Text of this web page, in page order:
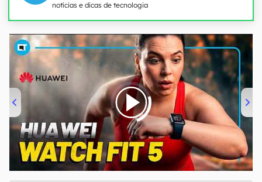
notícias e dicas de tecnologia
00:00/04:51